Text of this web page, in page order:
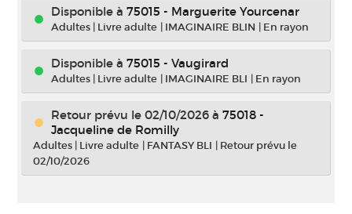
Disponible à 75015 - Marguerite Yourcenar
Adultes | Livre adulte | IMAGINAIRE BLIN | En rayon
Disponible à 75015 - Vaugirard
Adultes | Livre adulte | IMAGINAIRE BLI | En rayon
Retour prévu le 02/10/2026 à 75018 -
Jacqueline de Romilly
Adultes | Livre adulte | FANTASY BLI | Retour prévu le
02/10/2026